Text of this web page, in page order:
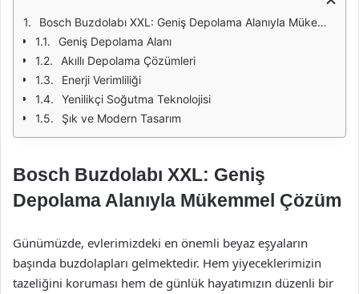
Bosch Buzdolabı XXL: Geniş Depolama Alanıyla Mükemmel Çözüm
Geniş Depolama Alanı
Akıllı Depolama Çözümleri
Enerji Verimliliği
Yenilikçi Soğutma Teknolojisi
Şık ve Modern Tasarım
Bosch Buzdolabı XXL: Geniş
Depolama Alanıyla Mükemmel Çözüm
Günümüzde, evlerimizdeki en önemli beyaz eşyaların
başında buzdolapları gelmektedir. Hem yiyeceklerimizin
tazeliğini koruması hem de günlük hayatımızın düzenli bir